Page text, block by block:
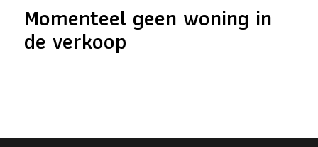
Momenteel geen woning in
de verkoop